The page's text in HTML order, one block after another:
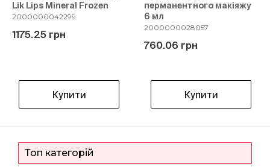
Lik Lips Mineral Frozen
2000000042299
1175.25 грн
Купити
перманентного макіяжу
6 мл
2000000028057
760.06 грн
Купити
Топ категорій